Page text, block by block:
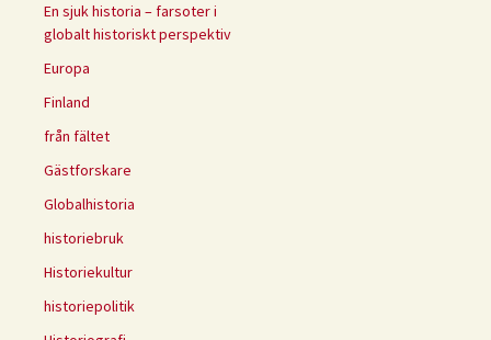
En sjuk historia – farsoter i
globalt historiskt perspektiv
Europa
Finland
från fältet
Gästforskare
Globalhistoria
historiebruk
Historiekultur
historiepolitik